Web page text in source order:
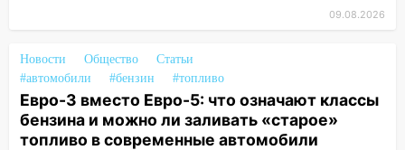
В мэрии Ульяновска рассказали,
шторма
13:49
Стихия продолжает крушить
Ульяновск: дерево рухнуло на дом на
Орджоникидзе
09.08.2026
Новости Общество
Статьи
#автомобили
#бензин #топливо
Евро-3 вместо Евро-5: что означают классы
бензина и можно ли заливать «старое»
топливо в современные автомобили